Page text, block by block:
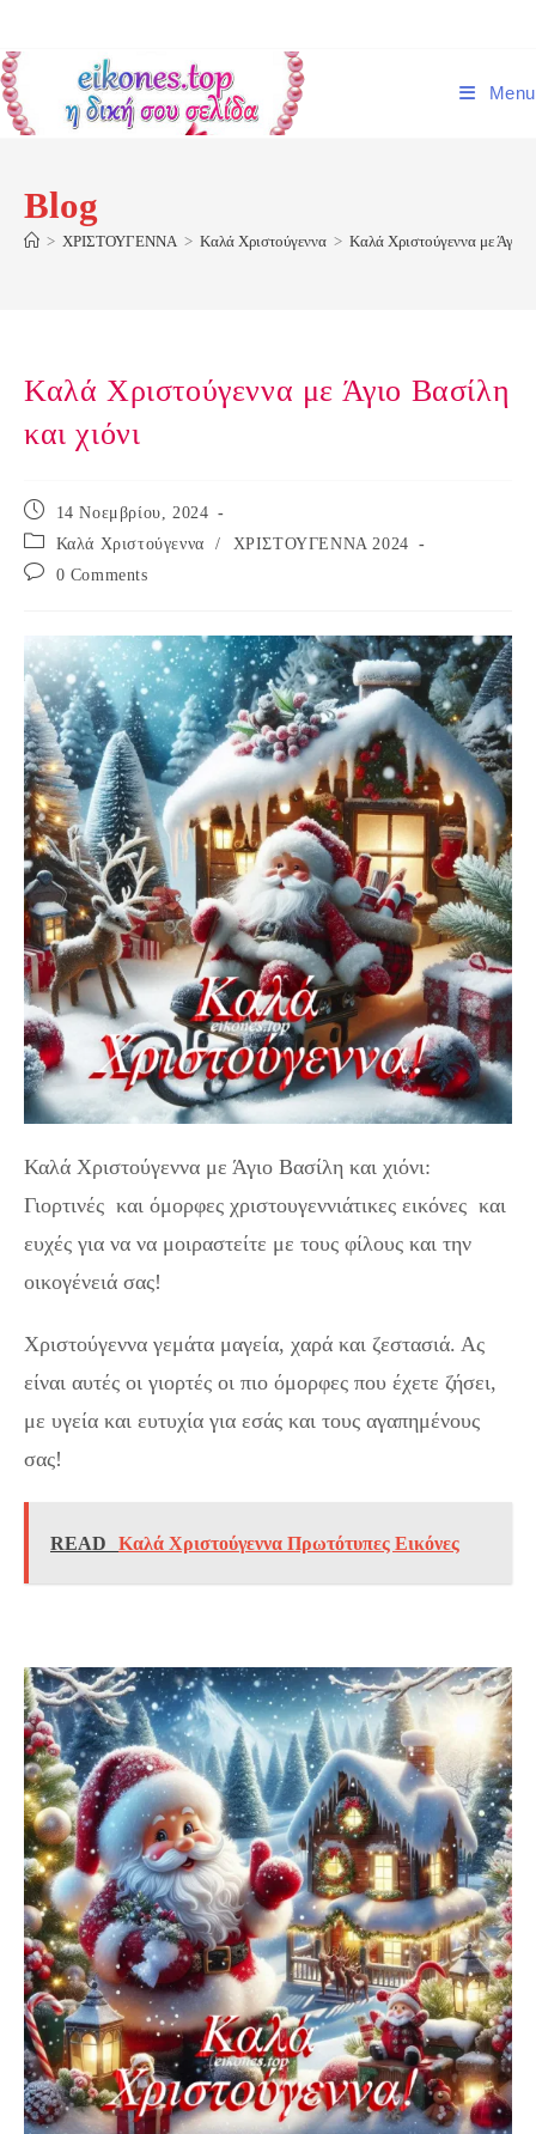
content
Menu
Blog
> ΧΡΙΣΤΟΥΓΕΝΝΑ > Καλά Χριστούγεννα > Καλά Χριστούγεννα με Άγιο
Καλά Χριστούγεννα με Άγιο Βασίλη
και χιόνι
Post
published:
14 Νοεμβρίου, 2024
Post
category:
Καλά Χριστούγεννα /
ΧΡΙΣΤΟΥΓΕΝΝΑ 2024
Post
0 Comments
Καλά Χριστούγεννα με Άγιο Βασίλη και χιόνι:
Γιορτινές και όμορφες χριστουγεννιάτικες εικόνες και
ευχές για να να μοιραστείτε με τους φίλους και την
οικογένειά σας!
Χριστούγεννα γεμάτα μαγεία, χαρά και ζεστασιά. Ας
είναι αυτές οι γιορτές οι πιο όμορφες που έχετε ζήσει,
με υγεία και ευτυχία για εσάς και τους αγαπημένους
σας!
READ Καλά Χριστούγεννα Πρωτότυπες Εικόνες